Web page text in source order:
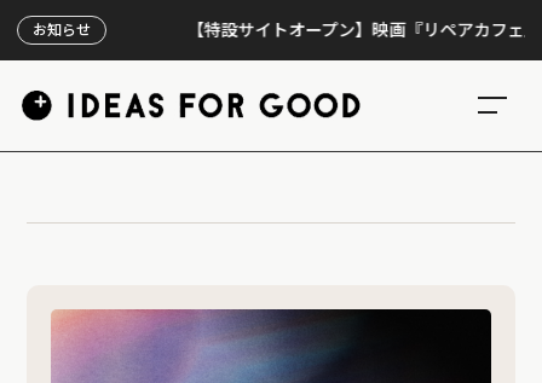
お知らせ 【特設サイトオープン】映画『リペアカフェ』、